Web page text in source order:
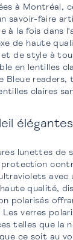
à Montréal,
savoir-faire
à la fois dans
de haute
de style à
en lentilles
Bleue readers,
claires
élégantes
lunettes de
avec
qualité,
polarisés
verres
telles que la
ce soit au